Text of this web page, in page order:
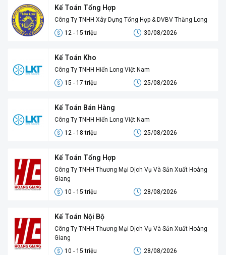
Kế Toán Tổng Hợp
Công Ty TNHH Xây Dựng Tổng Hợp & DVBV Thăng Long
12 - 15 triệu
30/08/2026
Kế Toán Kho
Công Ty TNHH Hiển Long Việt Nam
15 - 17 triệu
25/08/2026
Kế Toán Bán Hàng
Công Ty TNHH Hiển Long Việt Nam
12 - 18 triệu
25/08/2026
Kế Toán Tổng Hợp
Công Ty TNHH Thương Mại Dịch Vụ Và Sản Xuất Hoàng
Giang
10 - 15 triệu
28/08/2026
Kế Toán Nội Bộ
Công Ty TNHH Thương Mại Dịch Vụ Và Sản Xuất Hoàng
Giang
10 - 15 triệu
28/08/2026